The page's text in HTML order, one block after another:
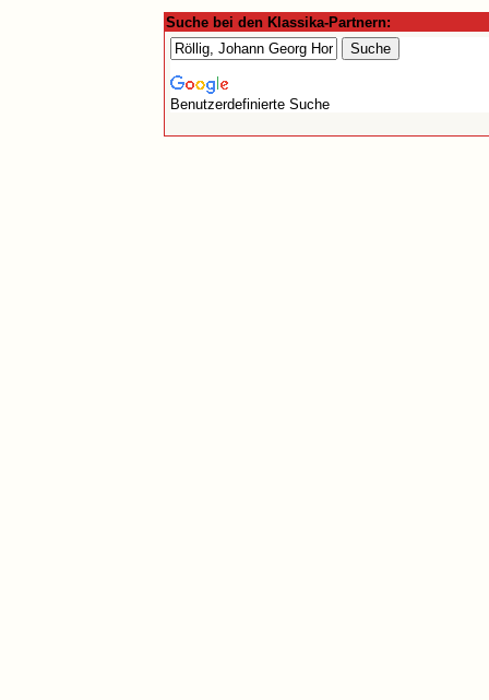
Suche bei den Klassika-Partnern:
Benutzerdefinierte Suche